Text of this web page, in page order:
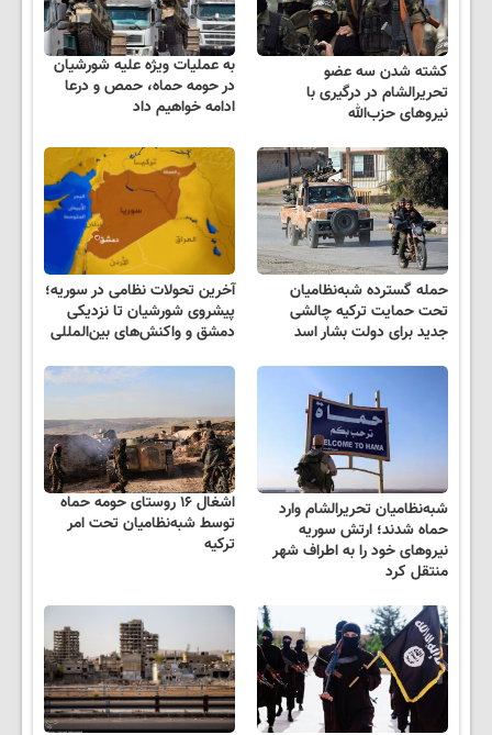
کشته شدن سه عضو
تحریرالشام در درگیری با
نیروهای حزب‌الله
به عملیات ویژه علیه شورشیان
در حومه حماه، حمص و درعا
ادامه خواهیم داد
حمله گسترده شبه‌نظامیان
تحت حمایت ترکیه چالشی
جدید برای دولت بشار اسد
آخرین تحولات نظامی در سوریه؛
پیشروی شورشیان تا نزدیکی
دمشق و واکنش‌های بین‌المللی
شبه‌نظامیان تحریرالشام وارد
حماه شدند؛ ارتش سوریه
نیروهای خود را به اطراف شهر
منتقل کرد
اشغال ۱۶ روستای حومه حماه
توسط شبه‌نظامیان تحت امر
ترکیه